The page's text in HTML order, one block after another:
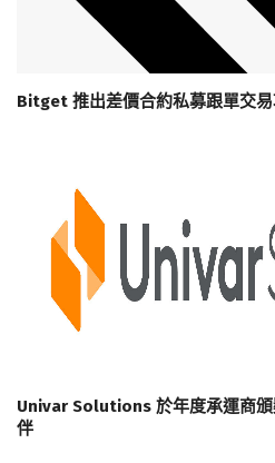
Bitget 推出差價合約私募跟單交
Univar Solutions 於年度承運商
伴